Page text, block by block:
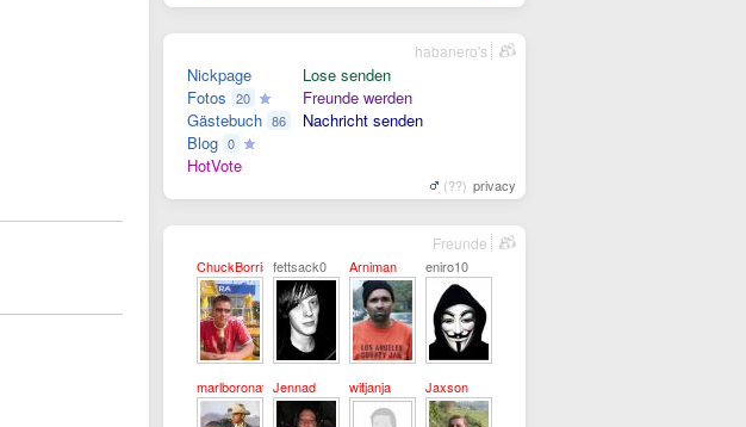
Nickpage
Fotos 20
Gästebuch 86
Blog 0
HotVote
Lose senden
Freunde werden
Nachricht senden
(??) privacy
habanero's
ChuckBorris fettsack0 Arniman eniro10
marlboronatorJennad witjanja Jaxson
Freunde